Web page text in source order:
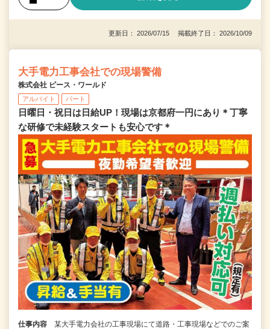
更新日： 2026/07/15 掲載終了日： 2026/10/09
大手電力工事会社での現場警備
株式会社 ピース・ワールド
アルバイト パート
日曜日・祝日は日給UP！現場は京都府一円にあり＊丁寧
な研修で未経験スタートも安心です＊
仕事内容
某大手電力会社の工事現場にて道路・工事現場などでのご案